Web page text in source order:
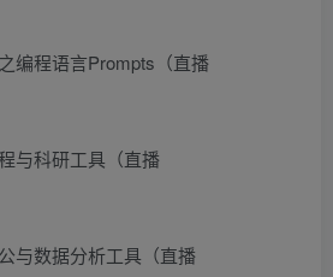
编程语言Prompts（直播
与科研工具（直播
与数据分析工具（直播